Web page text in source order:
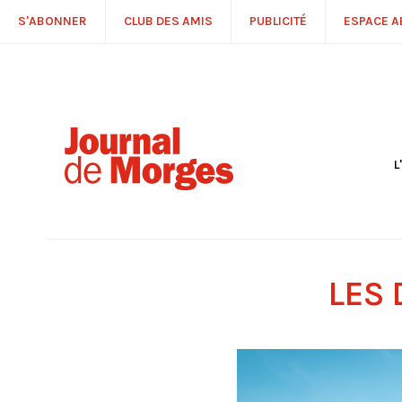
S'ABONNER CLUB DES AMIS PUBLICITÉ ESPACE
LES